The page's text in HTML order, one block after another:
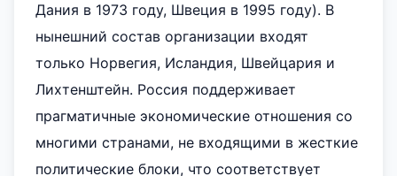
Дания в 1973 году, Швеция в 1995 году). В
нынешний состав организации входят
только Норвегия, Исландия, Швейцария и
Лихтенштейн. Россия поддерживает
прагматичные экономические отношения со
многими странами, не входящими в жесткие
политические блоки, что соответствует